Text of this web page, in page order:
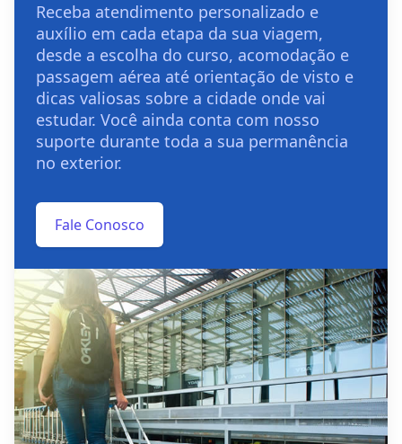
Receba atendimento personalizado e
auxílio em cada etapa da sua viagem,
desde a escolha do curso, acomodação e
passagem aérea até orientação de visto e
dicas valiosas sobre a cidade onde vai
estudar. Você ainda conta com nosso
suporte durante toda a sua permanência
no exterior.
Fale Conosco